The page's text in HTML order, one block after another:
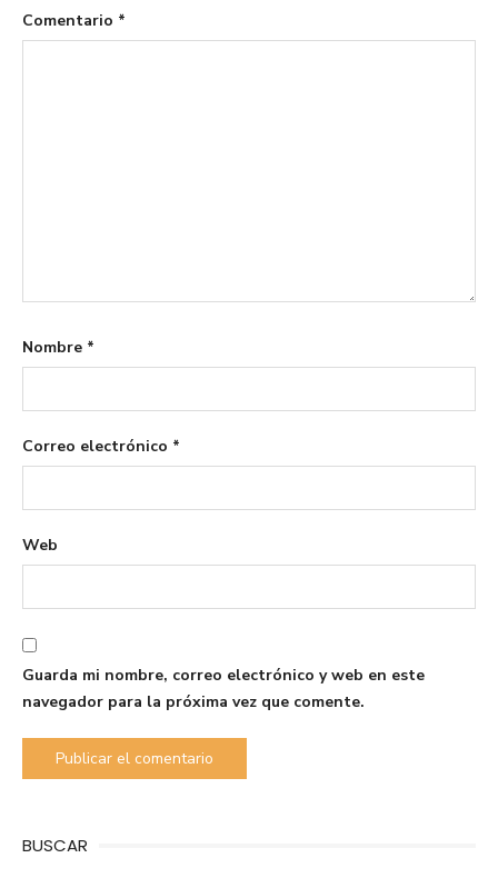
Comentario *
Nombre *
Correo electrónico *
Web
Guarda mi nombre, correo electrónico y web en este
navegador para la próxima vez que comente.
BUSCAR